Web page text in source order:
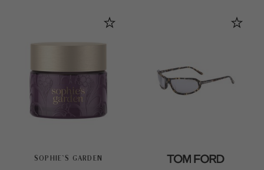
SOPHIE`S GARDEN